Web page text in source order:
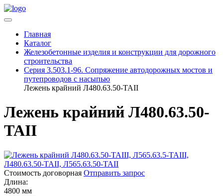
Главная
Каталог
Железобетонные изделия и конструкции для дорожного
строительства
Серия 3.503.1-96. Сопряжение автодорожных мостов и
путепроводов с насыпью
Лежень крайний Л480.63.50-ТАII
Лежень крайний Л480.63.50-
ТАII
Стоимость договорная Отправить запрос
Длина:
4800 мм